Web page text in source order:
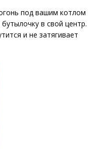
под вашим котлом
в свой центр.
и не затягивает